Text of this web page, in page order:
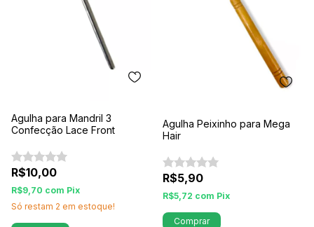
Agulha para Mandril 3
Confecção Lace Front
R$10,00
R$9,70 com Pix
Só restam 2 em estoque!
Agulha Peixinho para Mega
Hair
R$5,90
R$5,72 com Pix
Comprar